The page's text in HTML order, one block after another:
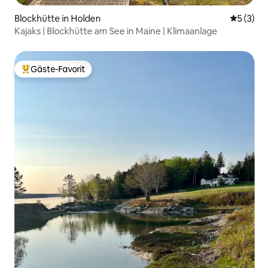
Blockhütte in Holden
5 (3)
Kajaks | Blockhütte am See in Maine | Klimaanlage
Beliebter Gäste-Favorit.
Gäste-Favorit